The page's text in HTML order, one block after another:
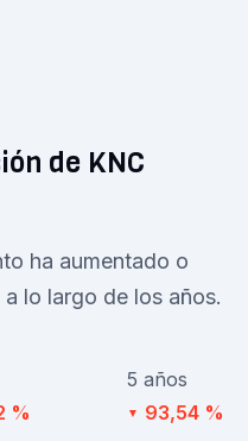
de KNC
ha aumentado o
lo largo de los años.
%
5 años
▼ 93,54 %